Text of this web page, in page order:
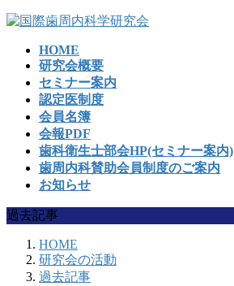
コ
ナ
HOME
研究会概要
セミナー案内
認定医制度
会員名簿
会報PDF
歯科衛生士部会HP(セミナー案内)
歯周内科賛助会員制度のご案内
お知らせ
過去記事
HOME
研究会の活動
過去記事